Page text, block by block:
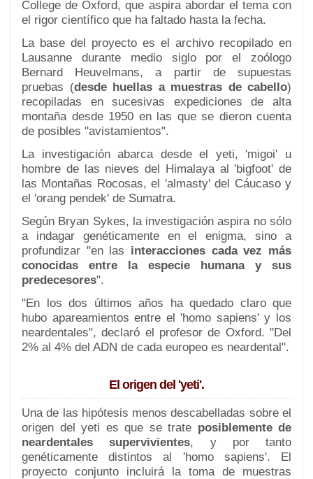
College de Oxford, que aspira abordar el tema con
el rigor científico que ha faltado hasta la fecha.
La base del proyecto es el archivo recopilado en
Lausanne durante medio siglo por el zoólogo
Bernard Heuvelmans, a partir de supuestas
pruebas (desde huellas a muestras de cabello)
recopiladas en sucesivas expediciones de alta
montaña desde 1950 en las que se dieron cuenta
de posibles "avistamientos".
La investigación abarca desde el yeti, 'migoi' u
hombre de las nieves del Himalaya al 'bigfoot' de
las Montañas Rocosas, el 'almasty' del Cáucaso y
el 'orang pendek' de Sumatra.
Según Bryan Sykes, la investigación aspira no sólo
a indagar genéticamente en el enigma, sino a
profundizar "en las interacciones cada vez más
conocidas entre la especie humana y sus
predecesores".
"En los dos últimos años ha quedado claro que
hubo apareamientos entre el 'homo sapiens' y los
neardentales", declaró el profesor de Oxford. "Del
2% al 4% del ADN de cada europeo es neardental".
El origen del 'yeti'.
Una de las hipótesis menos descabelladas sobre el
origen del yeti es que se trate posiblemente de
neardentales supervivientes, y por tanto
genéticamente distintos al 'homo sapiens'. El
proyecto conjunto incluirá la toma de muestras